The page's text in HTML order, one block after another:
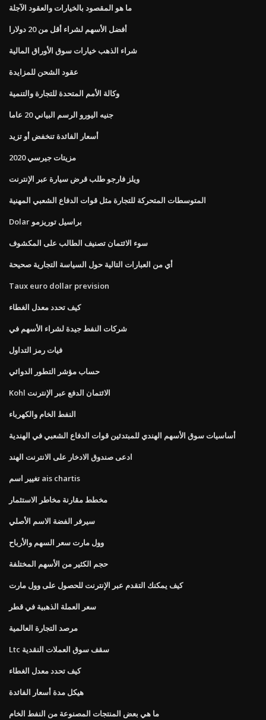
ما هو المقصود بالخيارات والعقود الآجلة
أفضل الأسهم لشراء أقل من 20 دولارا
شراء الذهب خيارات سوق الأوراق المالية
عقود الشحن للمزايدة
وكالة الأمم المتحدة للتجارة والتنمية
جنيه اليورو الرسم البياني 20 عاما
أسعار الفائدة تنخفض أو تزيد
2020 مزيتات جيرسي
ويلز فارجو طلب قرض سيارة عبر الإنترنت
المتوسطات المتحركة للتجارة مثل قوات الدفاع الشعبي المهنية
Dolar براسيل توريزمو
سوء الائتمان تصنيف الطالب على المكشوف
أي من العبارات التالية حول السياسة التجارية صحيحة
Taux euro dollar prevision
كيف تحدد معدل الغطاء
شركات النفط جيدة لشراء الأسهم في
فيات رمز التداول
حساب مؤشر التطور الدوائي
Kohl الائتمان الدفع عبر الإنترنت
النفط الخام والكهرباء
أساسيات سوق الأسهم الهندي للمبتدئين قوات الدفاع الشعبي في الهندية
ادعى صندوق الادخار على الانترنت الهند
تغيير اسم ais chartis
مخطط مقارنة مخاطر الاستثمار
سيرفر الفضة الاسم الأصلي
وول مارت سعر السهم والأرباح
حجم الكثير من الأسهم المختلفة
كيف يمكنك التقدم عبر الإنترنت للحصول على وول مارت
سعر العملة الذهبية في قطر
مرصد التجارة العالمية
Ltc سقف سوق العملات النقدية
كيف تحدد معدل الغطاء
هيكل مدة أسعار الفائدة
ما هي بعض المنتجات المصنوعة من النفط الخام